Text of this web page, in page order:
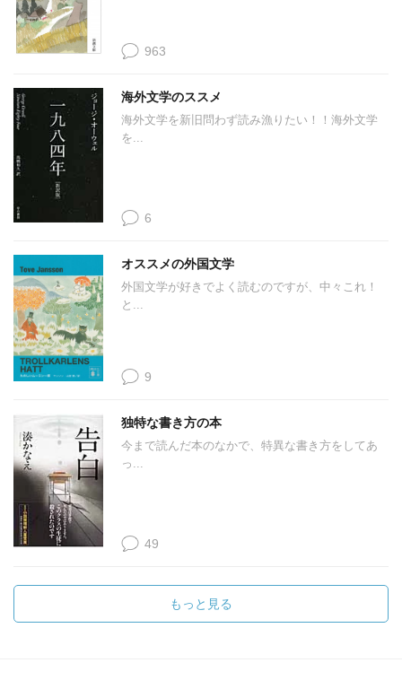
963
海外文学のススメ
海外文学を新旧問わず読み漁りたい！！海外文学
を...
6
オススメの外国文学
外国文学が好きでよく読むのですが、中々これ！
と...
9
独特な書き方の本
今まで読んだ本のなかで、特異な書き方をしてあ
っ...
49
もっと見る